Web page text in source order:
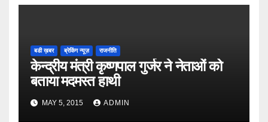
बडी ख़बर ब्रेकिंग न्यूज़ राजनीति
केन्द्रीय मंत्री कृष्णपाल गुर्जर ने नेताओं को
बताया मदमस्त हाथी
MAY 5, 2015 ADMIN